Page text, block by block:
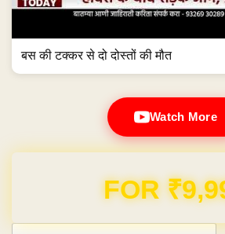
बस की टक्कर से दो दोस्तों की मौत
Watch More
Domain & Hosting FREE